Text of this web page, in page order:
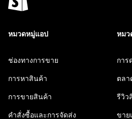
หมวดหมู่แอป
ช่องทางการขาย
การหาสินค้า
การขายสินค้า
คำสั่งซื้อและการจัดส่ง
หมว
การ
ตลา
รีวิว
ขาย